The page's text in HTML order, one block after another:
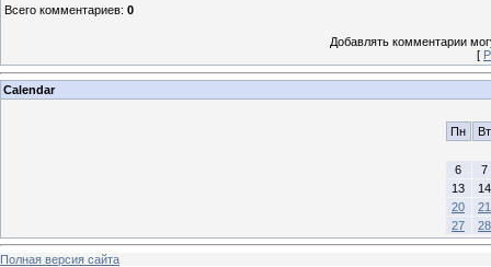
Всего комментариев: 0
Добавлять комментарии
[
Calendar
Пн Вт
6
7
13
14
20
21
27
28
Полная версия сайта